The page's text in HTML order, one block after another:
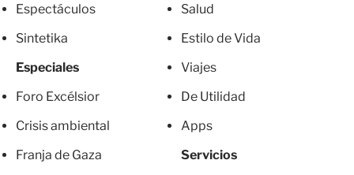
Espectáculos
Sintetika
Especiales
Foro Excélsior
Crisis ambiental
Franja de Gaza
Salud
Estilo de Vida
Viajes
De Utilidad
Apps
Servicios